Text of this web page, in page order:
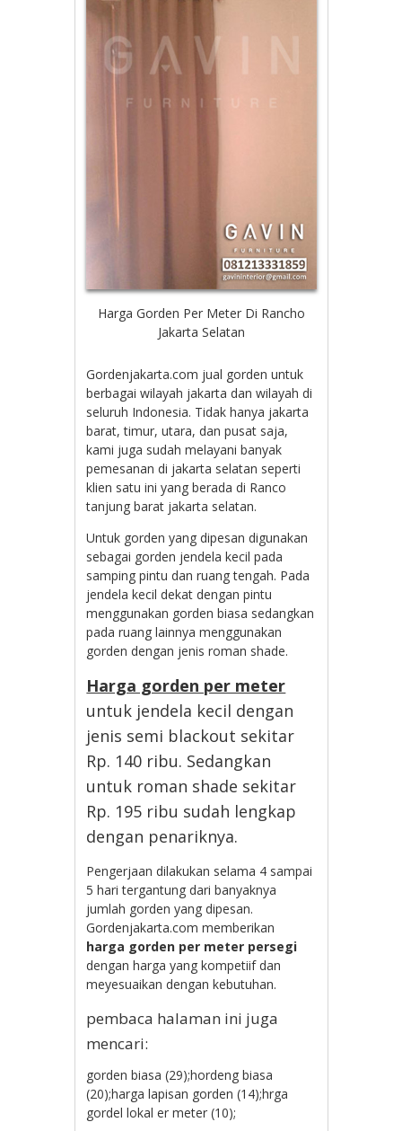
Harga Gorden Per Meter Di Rancho
Jakarta Selatan
Gordenjakarta.com jual gorden untuk
berbagai wilayah jakarta dan wilayah di
seluruh Indonesia. Tidak hanya jakarta
barat, timur, utara, dan pusat saja,
kami juga sudah melayani banyak
pemesanan di jakarta selatan seperti
klien satu ini yang berada di Ranco
tanjung barat jakarta selatan.
Untuk gorden yang dipesan digunakan
sebagai gorden jendela kecil pada
samping pintu dan ruang tengah. Pada
jendela kecil dekat dengan pintu
menggunakan gorden biasa sedangkan
pada ruang lainnya menggunakan
gorden dengan jenis roman shade.
Harga gorden per meter
untuk jendela kecil dengan
jenis semi blackout sekitar
Rp. 140 ribu. Sedangkan
untuk roman shade sekitar
Rp. 195 ribu sudah lengkap
dengan penariknya.
Pengerjaan dilakukan selama 4 sampai
5 hari tergantung dari banyaknya
jumlah gorden yang dipesan.
Gordenjakarta.com memberikan
harga gorden per meter persegi
dengan harga yang kompetiif dan
meyesuaikan dengan kebutuhan.
pembaca halaman ini juga
mencari:
gorden biasa (29);hordeng biasa
(20);harga lapisan gorden (14);hrga
gordel lokal er meter (10);